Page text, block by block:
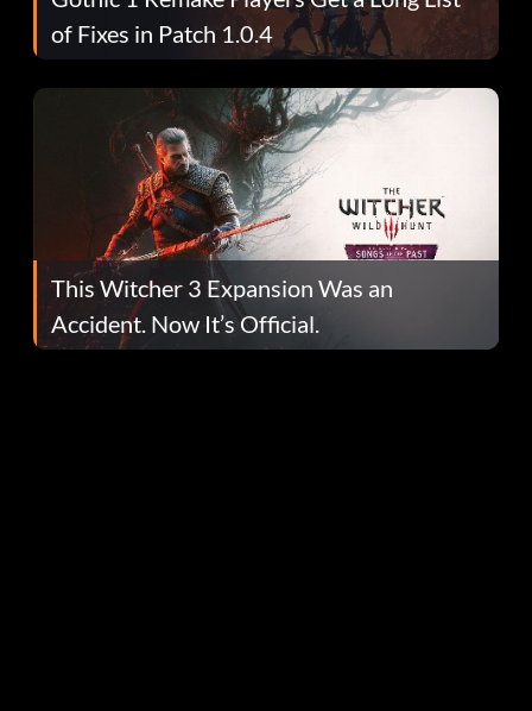
of Fixes in Patch 1.0.4
This Witcher 3 Expansion Was an
Accident. Now It’s Official.